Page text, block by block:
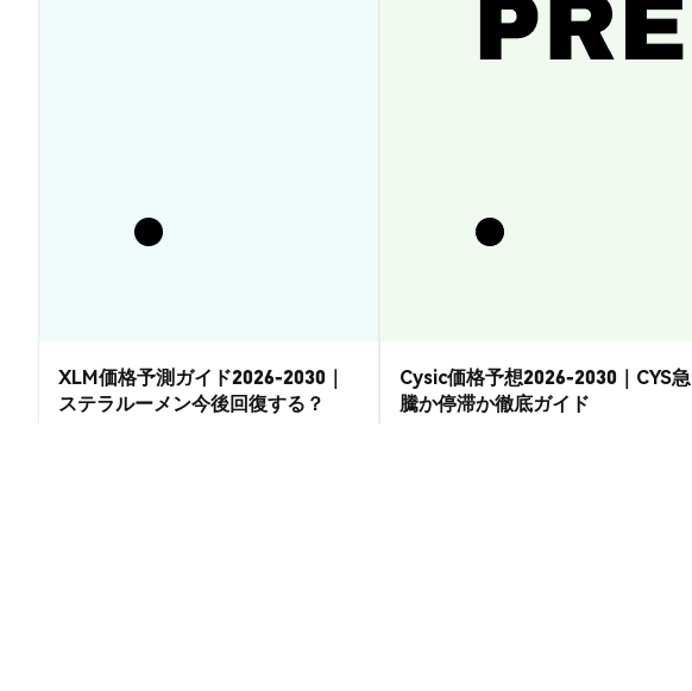
XLM価格予測ガイド2026-2030｜
ステラルーメン今後回復する？
Cysic価格予想2026-2030｜CYS急
騰か停滞か徹底ガイド